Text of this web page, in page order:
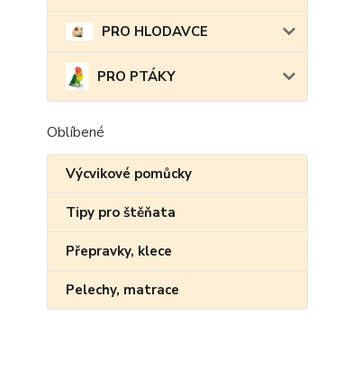
PRO HLODAVCE
PRO PTÁKY
Oblíbené
Výcvikové pomůcky
Tipy pro štěňata
Přepravky, klece
Pelechy, matrace